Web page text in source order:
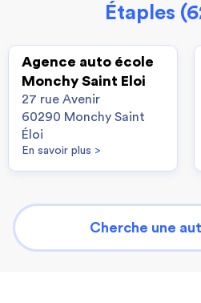
Étaples
Agence auto école
Monchy Saint Eloi
27 rue Avenir
60290 Monchy Saint
Éloi
En savoir plus >
Cherche une